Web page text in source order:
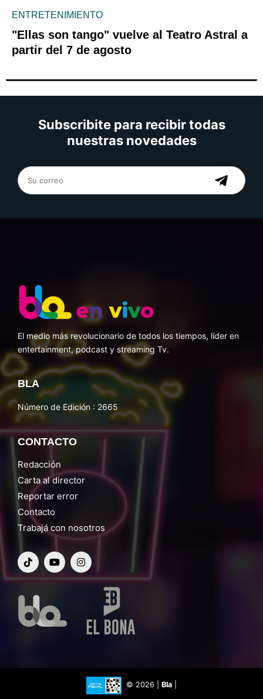
ENTRETENIMIENTO
"Ellas son tango" vuelve al Teatro Astral a
partir del 7 de agosto
Subscribite para recibir todas
nuestras novedades
El medio más revolucionario de todos los tiempos, líder en
entertainment, podcast y streaming Tv.
BLA
Número de Edición : 2665
CONTACTO
Redacción
Carta al director
Reportar error
Contacto
Trabajá con nosotros
© 2026 | Bla